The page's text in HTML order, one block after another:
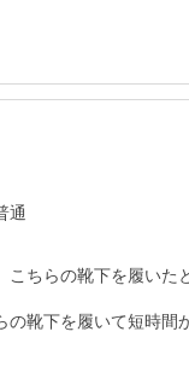
通
こちらの靴下を履いた
靴下を履いて短時間